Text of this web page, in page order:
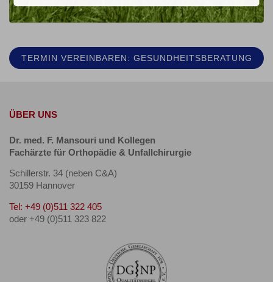
TERMIN VEREINBAREN: GESUNDHEITSBERATUNG
ÜBER UNS
Dr. med. F. Mansouri und Kollegen
Fachärzte für Orthopädie & Unfallchirurgie
Schillerstr. 34 (neben C&A)
30159 Hannover
Tel: +49 (0)511 322 405
oder +49 (0)511 323 822